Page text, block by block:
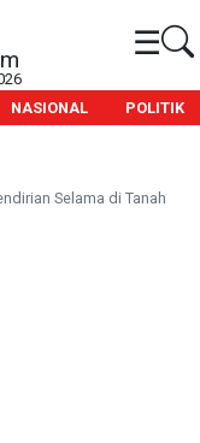
☰
NASIONAL POLITIK
Selama di Tanah